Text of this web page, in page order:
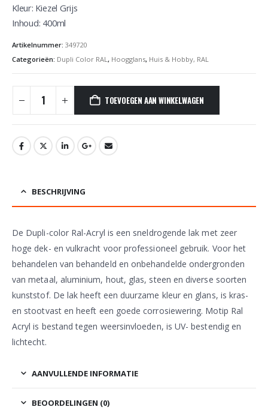
Kleur: Kiezel Grijs
Inhoud: 400ml
Artikelnummer: 349720
Categorieën: Dupli Color RAL , Hoogglans, Huis & Hobby, RAL
TOEVOEGEN AAN WINKELWAGEN
BESCHRIJVING
De Dupli-color Ral-Acryl is een sneldrogende lak met zeer
hoge dek- en vulkracht voor professioneel gebruik. Voor het
behandelen van behandeld en onbehandelde ondergronden
van metaal, aluminium, hout, glas, steen en diverse soorten
kunststof. De lak heeft een duurzame kleur en glans, is kras-
en stootvast en heeft een goede corrosiewering. Motip Ral
Acryl is bestand tegen weersinvloeden, is UV- bestendig en
lichtecht.
AANVULLENDE INFORMATIE
BEOORDELINGEN (0)